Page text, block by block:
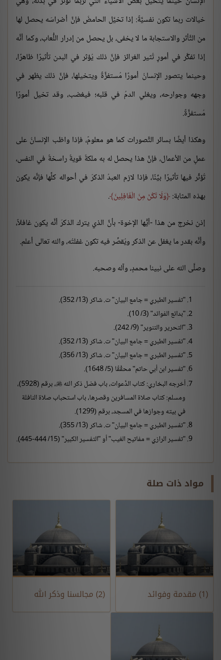
خيالات ربما تكون نفسيَّةً: إذا تخيَّل الحامضَ فإنَّ أضراسَه يحصل لها
من التَّأثر والاستجابة ما لا يخفى، بل يحصل من إدرار اللُّعاب، وكما أنَّه
إذا تفكَّر في أمورٍ تُثير الغرائز فإنَّ ذلك يُؤثر في البدن تأثيرًا ظاهرًا،
وحينما يتصور الإنسانُ أمورًا مُستفزَّةً ويتخيلها، فإنَّ ذلك يظهر في
وجهه وجوارحه، ويغلي الدمُ في قلبه؛ فيغضب، وقد تخيل أمورًا
مُستفزَّةً.
وهكذا أيضًا بسائر التَّصورات كما هو معلومٌ، فإذا واظب الإنسانُ على
عملٍ من الأعمال، فإنَّ هذا يحصل له به ملكةٌ قويةٌ راسخةٌ في النفس،
تُؤثِّر فيها تأثيرًا بيِّنًا، فإذا لازم العبدُ الذكرَ في أحواله كلِّها فإنَّه يكون
بهذه المثابة: وَلَا تَكُنْ مِنَ الْغَافِلِينَ .
إذن نخرج من هذا -أيُّها الإخوة- بأنَّ الذي يترك الذكرَ أنَّه يكون غافلاً،
وأنَّه بقدر ما يغفل عن الذكر ويُقصِّر فيه تكون غفلتُه، والله تعالى أعلم.
وصلَّى الله على نبينا محمدٍ، وآله وصحبه.
"تفسير الطبري = جامع البيان" ت. شاكر (13/ 352).
"بدائع الفوائد" (3/ 10).
"التحرير والتنوير" (9/ 242).
"تفسير الطبري = جامع البيان" ت. شاكر (13/ 352).
"تفسير الطبري = جامع البيان" ت. شاكر (13/ 356).
"تفسير ابن أبي حاتم" محقَّقًا (5/ 1648).
أخرجه البخاري: كتاب الدَّعوات، باب فضل ذكر الله 
، برقم (5928)،
ومسلم: كتاب صلاة المسافرين وقصرها، باب استحباب صلاة النافلة
في بيته وجوازها في المسجد، برقم (1299).
"تفسير الطبري = جامع البيان" ت. شاكر (13/ 355).
"تفسير الرازي = مفاتيح الغيب" أو "التفسير الكبير" (15/ 444-445).
مواد ذات صلة
(1) مقدمة وفوائد (2) مجالسنا وذكر الله